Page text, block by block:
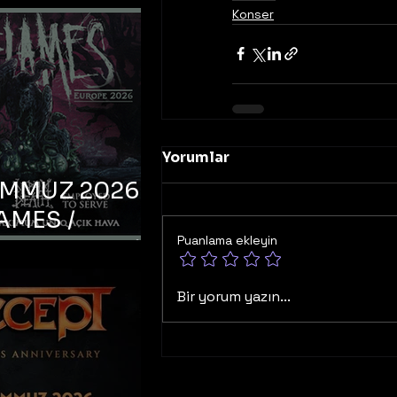
Konser
Yorumlar
Puanlama ekleyin
Bir yorum yazın...
2026 –
/
DEATH /
– İstanbul,
Uniq